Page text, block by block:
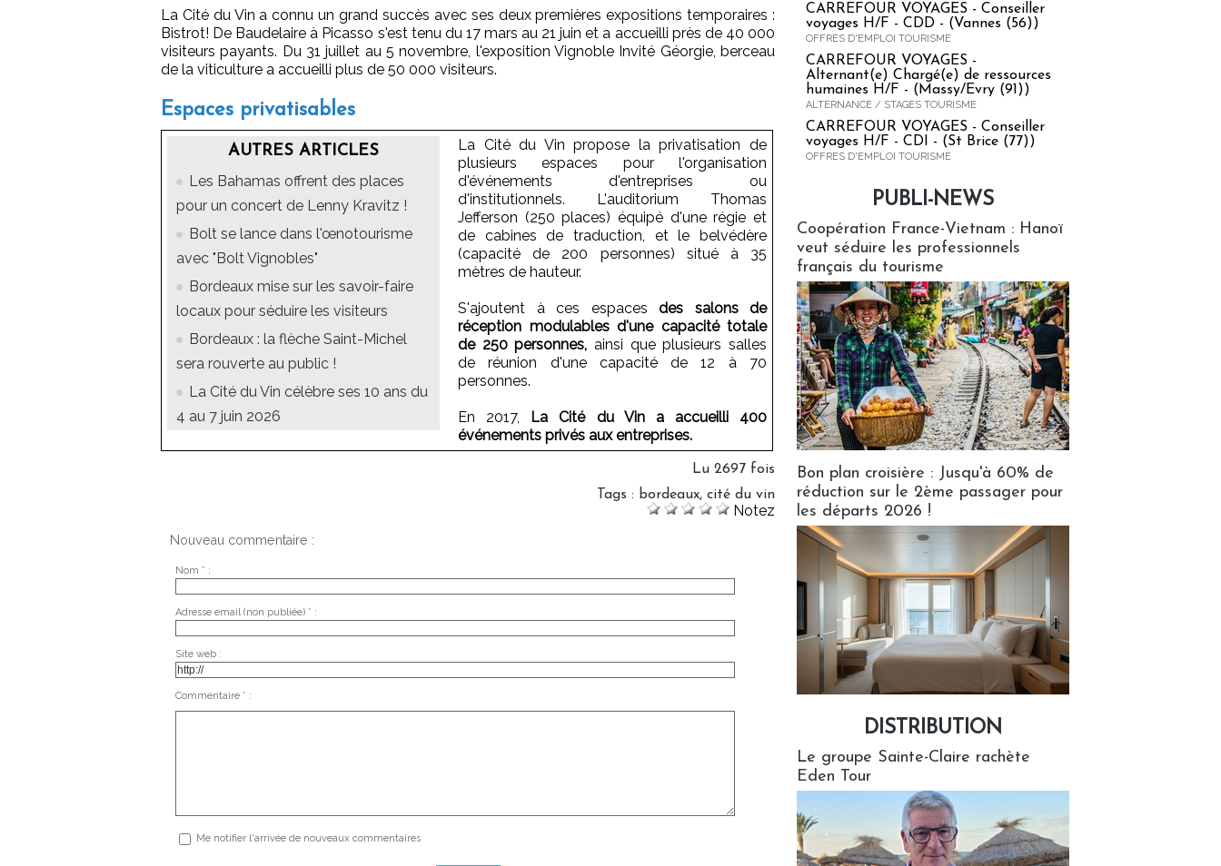
La Cité du Vin a connu un grand succès avec ses deux premières expositions temporaires :
Bistrot! De Baudelaire à Picasso s'est tenu du 17 mars au 21 juin et a accueilli près de 40 000
visiteurs payants. Du 31 juillet au 5 novembre, l'exposition Vignoble Invité Géorgie, berceau
de la viticulture a accueilli plus de 50 000 visiteurs.
Espaces privatisables
AUTRES ARTICLES
Les Bahamas offrent des places
pour un concert de Lenny Kravitz !
Bolt se lance dans l'œnotourisme
avec "Bolt Vignobles"
Bordeaux mise sur les savoir-faire
locaux pour séduire les visiteurs
Bordeaux : la flèche Saint-Michel
sera rouverte au public !
La Cité du Vin célèbre ses 10 ans du
4 au 7 juin 2026
La Cité du Vin propose la privatisation de
plusieurs espaces pour l'organisation
d'événements d'entreprises ou
d'institutionnels. L'auditorium Thomas
Jefferson (250 places) équipé d'une régie et
de cabines de traduction, et le belvédère
(capacité de 200 personnes) situé à 35
mètres de hauteur.
S'ajoutent à ces espaces des salons de
réception modulables d'une capacité totale
de 250 personnes, ainsi que plusieurs salles
de réunion d'une capacité de 12 à 70
personnes.
En 2017, La Cité du Vin a accueilli 400
événements privés aux entreprises.
Lu 2697 fois
Tags : bordeaux, cité du vin
Notez
Nouveau commentaire :
Nom * :
Adresse email (non publiée) * :
Site web :
Commentaire * :
Me notifier l'arrivée de nouveaux commentaires
CARREFOUR VOYAGES - Conseiller
voyages H/F - CDD - (Vannes (56))
OFFRES D'EMPLOI TOURISME
CARREFOUR VOYAGES -
Alternant(e) Chargé(e) de ressources
humaines H/F - (Massy/Evry (91))
ALTERNANCE / STAGES TOURISME
CARREFOUR VOYAGES - Conseiller
voyages H/F - CDI - (St Brice (77))
OFFRES D'EMPLOI TOURISME
PUBLI-NEWS
Coopération France-Vietnam : Hanoï
veut séduire les professionnels
français du tourisme
Bon plan croisière : Jusqu'à 60% de
réduction sur le 2ème passager pour
les départs 2026 !
DISTRIBUTION
Le groupe Sainte-Claire rachète
Eden Tour